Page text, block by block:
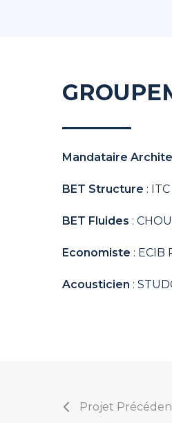
Mandataire
BET Structure : ITC
BET Fluides :
Economiste : ECIB
Acousticien :
Projet